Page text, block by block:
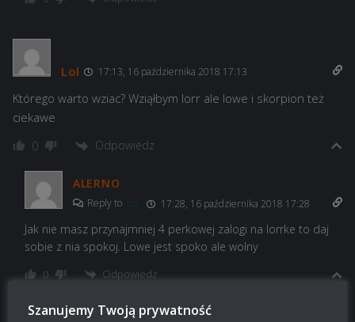
Lol 17:13, 16 października 2018 17:13
Którego warto wziac? Wziąłbym lorr ale lowe i skorpion też
ciekawe
0 Odpowiedz
ALERNO
Reply to Lol 17:28, 16 października 2018 17:28
Jak nie masz przynajmniej 4 perkowej zalogi na lorrke to daj
sobie z nia spokoj. Lowe jest spoko ale wolny
0 Odpowiedz
ryszord
Szanujemy Twoją prywatność